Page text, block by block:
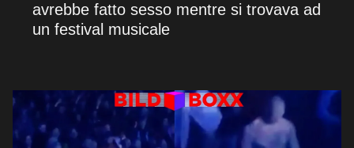
avrebbe fatto sesso mentre si trovava ad
un festival musicale